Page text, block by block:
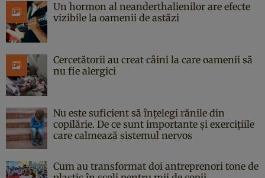
Un hormon al neanderthalienilor are efecte
vizibile la oamenii de astăzi
Cercetătorii au creat câini la care oamenii să
nu fie alergici
Nu este suficient să înțelegi rănile din
copilărie. De ce sunt importante și exercițiile
care calmează sistemul nervos
Cum au transformat doi antreprenori tone de